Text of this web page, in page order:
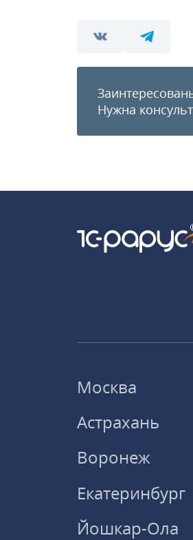
Нужна
Москва
Астрахань
Воронеж
Екатеринбург
Йошкар-Ола